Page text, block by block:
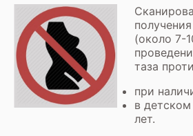
(около 7-
таза
при
в
лет.